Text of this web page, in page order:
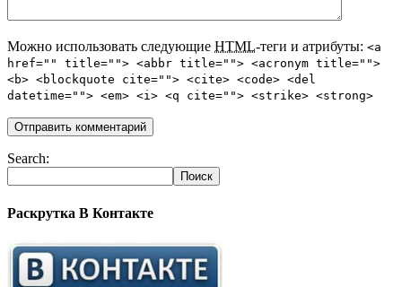
Можно использовать следующие HTML-теги и атрибуты: <a
href="" title=""> <abbr title=""> <acronym title="">
<b> <blockquote cite=""> <cite> <code> <del
datetime=""> <em> <i> <q cite=""> <strike> <strong>
Search:
Раскрутка В Контакте